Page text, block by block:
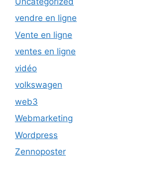
vendre en ligne
Vente en ligne
ventes en ligne
vidéo
volkswagen
web3
Webmarketing
Wordpress
Zennoposter